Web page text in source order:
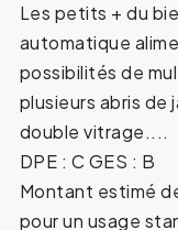
Les petits + du
automatique
possibilités de
plusieurs abris de
double vitrage....
DPE : C GES : B
Montant estimé
pour un usage